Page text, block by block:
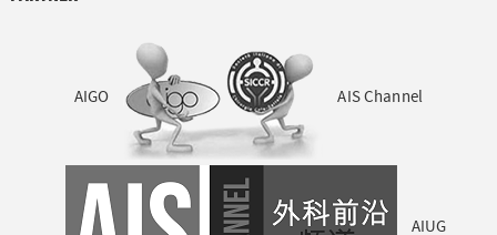
AIGO AIS Channel
AIUG